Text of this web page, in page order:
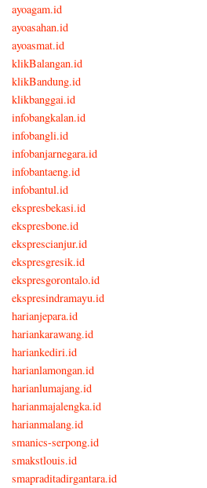
ayoagam.id
ayoasahan.id
ayoasmat.id
klikBalangan.id
klikBandung.id
klikbanggai.id
infobangkalan.id
infobangli.id
infobanjarnegara.id
infobantaeng.id
infobantul.id
ekspresbekasi.id
ekspresbone.id
eksprescianjur.id
ekspresgresik.id
ekspresgorontalo.id
ekspresindramayu.id
harianjepara.id
hariankarawang.id
hariankediri.id
harianlamongan.id
harianlumajang.id
harianmajalengka.id
harianmalang.id
smanics-serpong.id
smakstlouis.id
smapraditadirgantara.id